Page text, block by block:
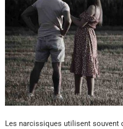
Les narcissiques utilisent souvent